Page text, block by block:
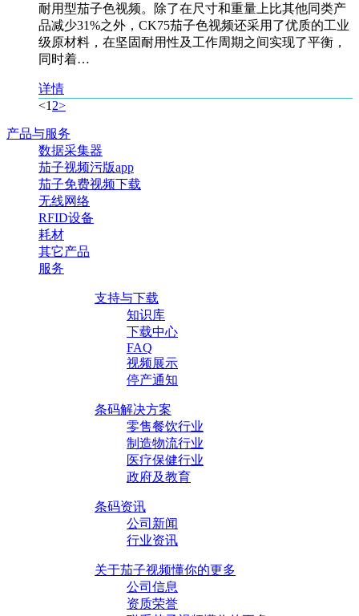
耐用型茄子色视频。除了在尺寸和重量上比其他同类产
品减少31%之外，CK75茄子色视频还采用了优质的工业
级原材料，在坚固耐用性及工作周期之间实现了平衡，
同时着…
详情
<1 2>
产品与服务
数据采集器
茄子视频污版app
茄子免费视频下载
无线网络
RFID设备
耗材
其它产品
服务
支持与下载
知识库
下载中心
FAQ
视频展示
停产通知
条码解决方案
零售餐饮行业
制造物流行业
医疗保健行业
政府及教育
条码资讯
公司新闻
行业资讯
关于茄子视频懂你的更多
公司信息
资质荣誉